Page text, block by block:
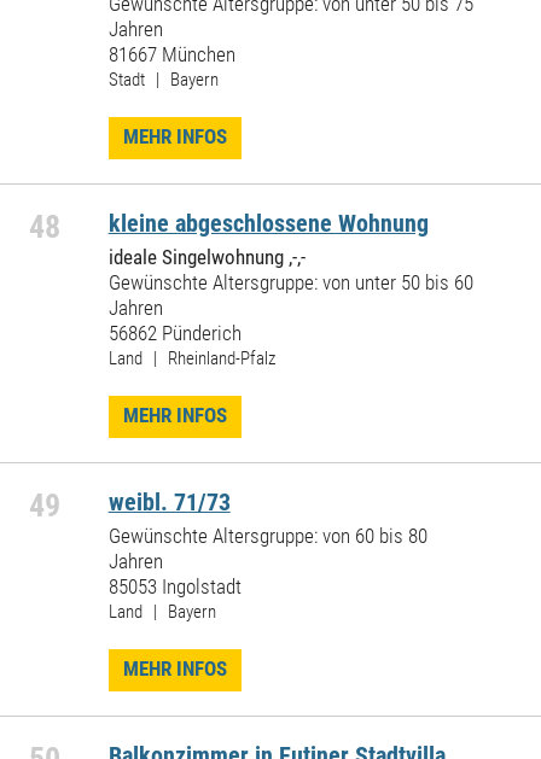
Jahren
81667 München
Stadt | Bayern
MEHR INFOS
48 kleine abgeschlossene Wohnung
ideale Singelwohnung ,-,-
Gewünschte Altersgruppe: von unter 50 bis 60
Jahren
56862 Pünderich
Land | Rheinland-Pfalz
MEHR INFOS
49 weibl. 71/73
Gewünschte Altersgruppe: von 60 bis 80
Jahren
85053 Ingolstadt
Land | Bayern
MEHR INFOS